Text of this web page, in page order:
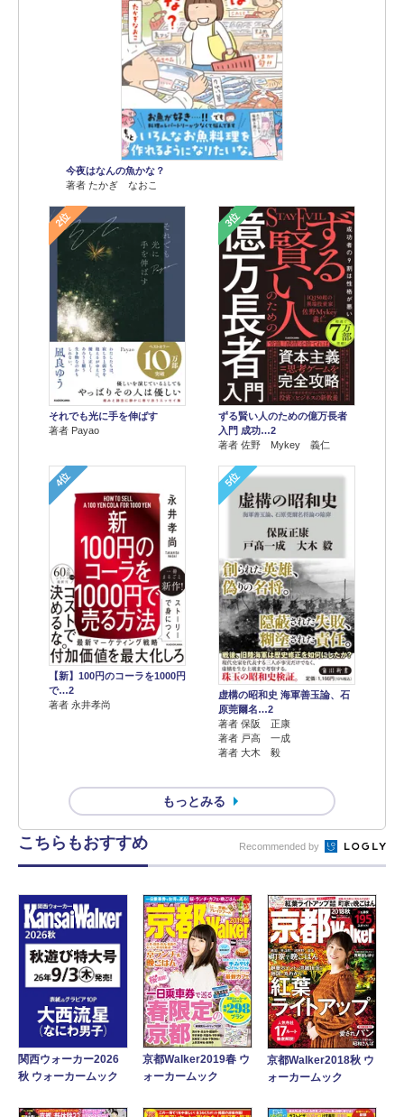
今夜はなんの魚かな？
著者 たかぎ なおこ
2位
それでも光に手を伸ばす
著者 Payao
3位
ずる賢い人のための億万長者
入門 成功…2
著者 佐野 Mykey 義仁
4位
【新】100円のコーラを1000円
で…2
著者 永井孝尚
5位
虚構の昭和史 海軍善玉論、石
原莞爾名…2
著者 保阪 正康
著者 戸高 一成
著者 大木 毅
もっとみる
こちらもおすすめ Recommended by
関西ウォーカー2026
秋 ウォーカームック
京都Walker2019春 ウ
ォーカームック
京都Walker2018秋 ウ
ォーカームック